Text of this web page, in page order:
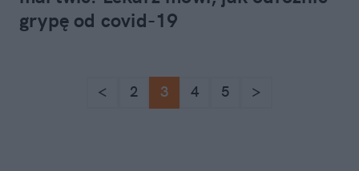
grypę od covid-19
< 2 3 4 5 >